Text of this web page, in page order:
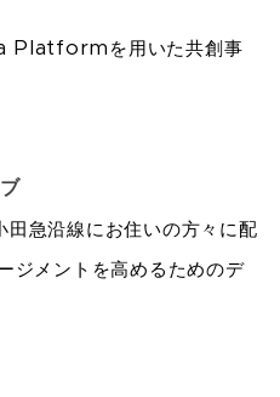
Platformを用いた共創事
沿線にお住いの方々に配
ジメントを高めるためのデ